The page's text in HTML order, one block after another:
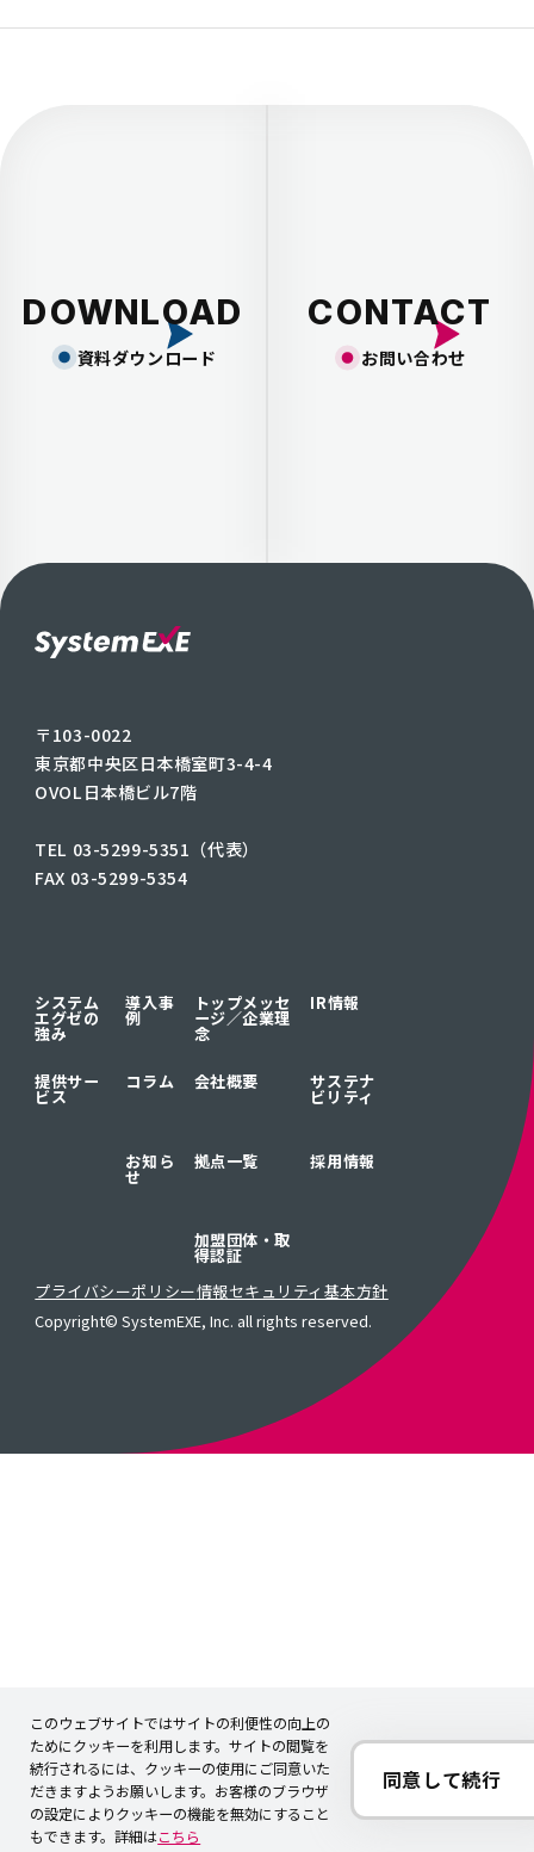
DOWNLOAD
資料ダウンロード
CONTACT
お問い合わせ
このウェブサイトではサイトの利便性の向上の
ためにクッキーを利用します。サイトの閲覧を
続行されるには、クッキーの使用にご同意いた
だきますようお願いします。お客様のブラウザ
の設定によりクッキーの機能を無効にすること
もできます。詳細はこちら
同意して続行
〒103-0022
東京都中央区日本橋室町3-4-4
OVOL日本橋ビル7階
TEL 03-5299-5351（代表）
FAX 03-5299-5354
システム
エグゼの
強み
提供サー
ビス
導入事
例
コラム
お知ら
せ
トップメッセ
ージ／企業理
念
会社概要
拠点一覧
加盟団体・取
得認証
IR情報
サステナ
ビリティ
採用情報
プライバシーポリシー情報セキュリティ基本方針
Copyright© SystemEXE, Inc. all rights reserved.